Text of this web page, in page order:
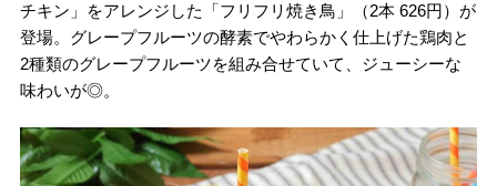
チキン」をアレンジした「フリフリ焼き鳥」（2本 626円）が
登場。グレープフルーツの酵素でやわらかく仕上げた鶏肉と
2種類のグレープフルーツを組み合せていて、ジューシーな
味わいが◎。